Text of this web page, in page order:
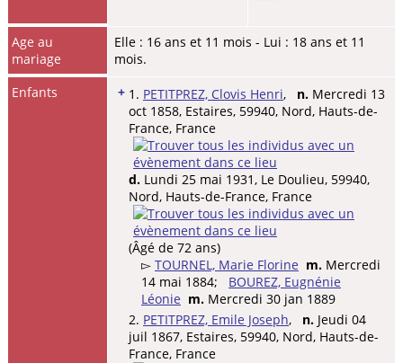
Age au
mariage
Elle : 16 ans et 11 mois - Lui : 18 ans et 11
mois.
Enfants
+ 1. PETITPREZ, Clovis Henri, n. Mercredi 13
oct 1858, Estaires, 59940, Nord, Hauts-de-
France, France
d. Lundi 25 mai 1931, Le Doulieu, 59940,
Nord, Hauts-de-France, France
(Âgé de 72 ans)
▻ TOURNEL, Marie Florine m. Mercredi
14 mai 1884; BOUREZ, Eugnénie
Léonie m. Mercredi 30 jan 1889
2. PETITPREZ, Emile Joseph, n. Jeudi 04
juil 1867, Estaires, 59940, Nord, Hauts-de-
France, France